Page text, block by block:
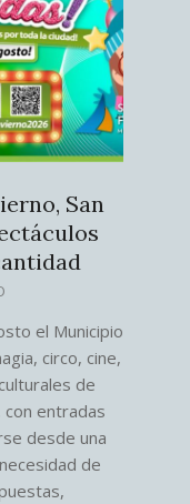
San
el Municipio
circo, cine,
de
entradas
desde una
de